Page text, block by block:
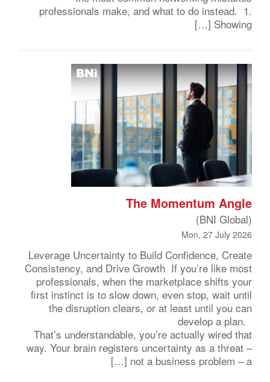
professionals make, and what to do instead. 1.
Showing […]
The Momentum Angle
(BNI Global)
Mon, 27 July 2026
Leverage Uncertainty to Build Confidence, Create
Consistency, and Drive Growth If you’re like most
professionals, when the marketplace shifts your
first instinct is to slow down, even stop, wait until
the disruption clears, or at least until you can
develop a plan.
That’s understandable, you’re actually wired that
way. Your brain registers uncertainty as a threat –
not a business problem – a […]